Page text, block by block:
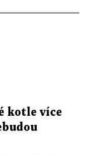
kotle více